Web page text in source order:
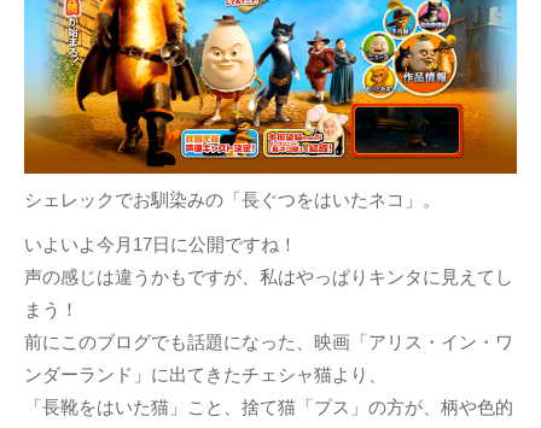
シェレックでお馴染みの「長ぐつをはいたネコ」。
いよいよ今月17日に公開ですね！
声の感じは違うかもですが、私はやっぱりキンタに見えてし
まう！
前にこのブログでも話題になった、映画「アリス・イン・ワ
ンダーランド」に出てきたチェシャ猫より、
「長靴をはいた猫」こと、捨て猫「プス」の方が、柄や色的